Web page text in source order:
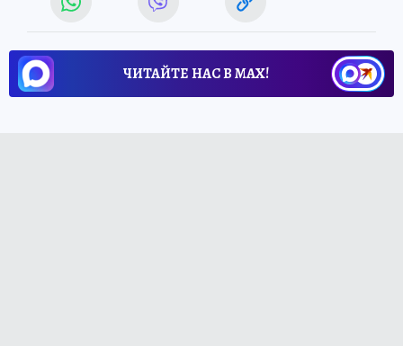
ЧИТАЙТЕ НАС В МАХ!